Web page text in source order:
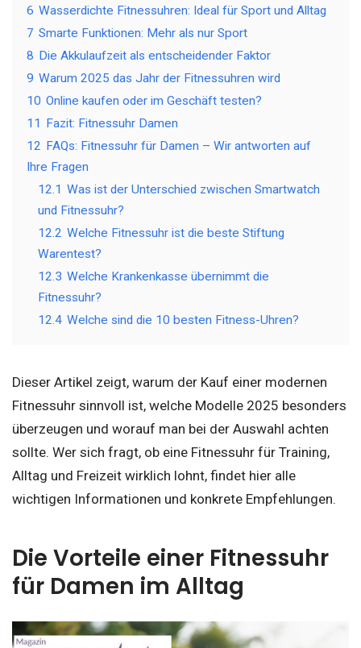
6 Wasserdichte Fitnessuhren: Ideal für Sport und Alltag
7 Smarte Funktionen: Mehr als nur Sport
8 Die Akkulaufzeit als entscheidender Faktor
9 Warum 2025 das Jahr der Fitnessuhren wird
10 Online kaufen oder im Geschäft testen?
11 Fazit: Fitnessuhr Damen
12 FAQs: Fitnessuhr für Damen – Wir antworten auf
Ihre Fragen
12.1 Was ist der Unterschied zwischen Smartwatch
und Fitnessuhr?
12.2 Welche Fitnessuhr ist die beste Stiftung
Warentest?
12.3 Welche Krankenkasse übernimmt die
Fitnessuhr?
12.4 Welche sind die 10 besten Fitness-Uhren?
Dieser Artikel zeigt, warum der Kauf einer modernen
Fitnessuhr sinnvoll ist, welche Modelle 2025 besonders
überzeugen und worauf man bei der Auswahl achten
sollte. Wer sich fragt, ob eine Fitnessuhr für Training,
Alltag und Freizeit wirklich lohnt, findet hier alle
wichtigen Informationen und konkrete Empfehlungen.
Die Vorteile einer Fitnessuhr
für Damen im Alltag